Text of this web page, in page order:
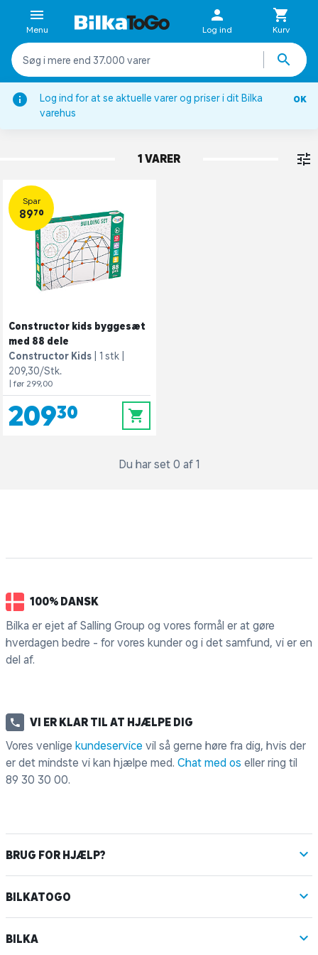
Log ind for at se aktuelle varer og priser i dit Bilka
varehus
OK
Menu Log ind Kurv
Rolleleg
LEGEBYGNINGER & LEGETELTE
1 VARER
Spar
89,70
Constructor kids byggesæt
med 88 dele
Constructor Kids
1 stk
209,30/Stk.
| før 299,00
209,30 0
Du har set 0 af 1
100% DANSK
Bilka er ejet af Salling Group og vores formål er at gøre
hverdagen bedre - for vores kunder og i det samfund, vi er en
del af.
VI ER KLAR TIL AT HJÆLPE DIG
Vores venlige kundeservice vil så gerne høre fra dig, hvis der
er det mindste vi kan hjælpe med. Chat med os eller ring til
89 30 30 00.
BRUG FOR HJÆLP?
BILKATOGO
BILKA